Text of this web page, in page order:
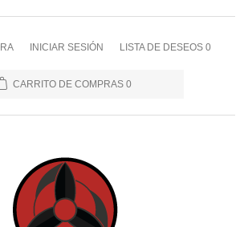
INICIAR SESIÓN LISTA DE DESEOS 0
CARRITO DE COMPRAS 0